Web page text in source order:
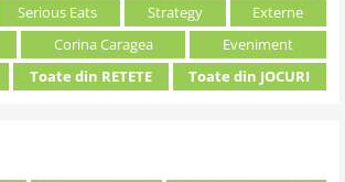
Serious Eats Strategy
Externe
Corina Caragea
Eveniment
Toate din RETETE Toate din JOCURI